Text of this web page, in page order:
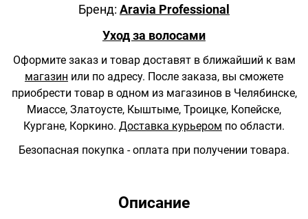
Бренд: Aravia Professional
Уход за волосами
Оформите заказ и товар доставят в ближайший к вам
магазин или по адресу. После заказа, вы сможете
приобрести товар в одном из магазинов в Челябинске,
Миассе, Златоусте, Кыштыме, Троицке, Копейске,
Кургане, Коркино. Доставка курьером по области.
Безопасная покупка - оплата при получении товара.
Описание